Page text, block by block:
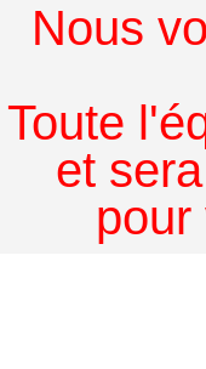
Nous
Toute
et
pour